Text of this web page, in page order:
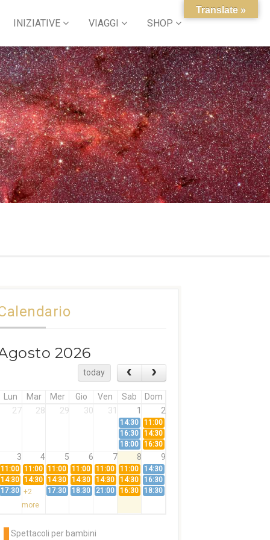
INIZIATIVE VIAGGI SHOP
2026
today
Lun Mar Mer Gio Ven Sab
Dom
27
28 29 30 31 1 2
14:30
11:00
16:30
14:30
18:00
16:30
3 4 5 6 7 8 9
11:00 11:00 11:00 11:00 11:00 11:00
14:30
14:30 14:30 14:30 14:30 14:30 14:30
16:30
17:30 +2
more
17:30 18:30 21:00 16:30 18:30
11:00Spettacoli per bambini
Translate »